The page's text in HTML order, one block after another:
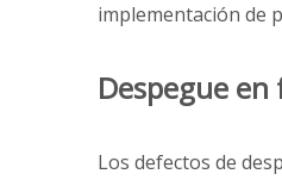
implementación de
Despegue
Los defectos de